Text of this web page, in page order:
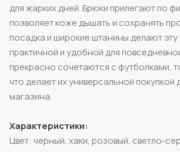
для жарких дней. Брюки прилегают по
позволяет коже дышать и сохранять
посадка и широкие штанины делают
практичной и удобной для
прекрасно сочетаются с футболками,
что делает их универсальной покупкой
магазина.
Характеристики:
Цвет: черный, хаки, розовый, светло-